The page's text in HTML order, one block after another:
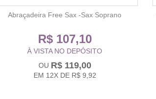
Abraçadeira Free Sax -Sax Soprano
R$ 107,10
À VISTA NO DEPÓSITO
R$ 119,00
EM 12XDE R$ 9,92